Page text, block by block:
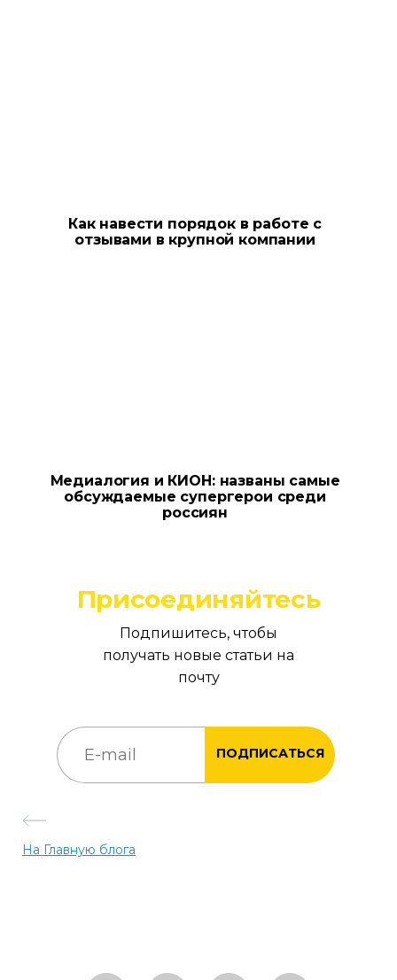
Как навести порядок в работе с
отзывами в крупной компании
Медиалогия и КИОН: названы самые
обсуждаемые супергерои среди
россиян
Присоединяйтесь
Подпишитесь, чтобы
получать новые статьи на
почту
ПОДПИСАТЬСЯ
На Главную блога